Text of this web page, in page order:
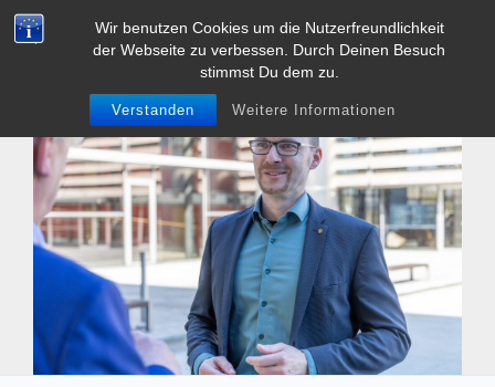
Wir benutzen Cookies um die Nutzerfreundlichkeit
der Webseite zu verbessen. Durch Deinen Besuch
stimmst Du dem zu.
Verstanden Weitere Informationen
Zum
Inhalt
Tobias Heller
Main